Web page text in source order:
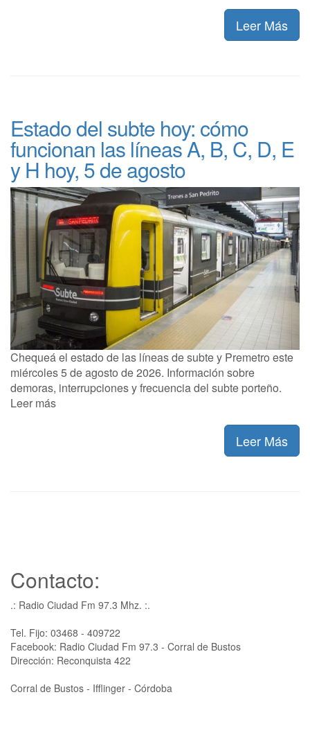
Leer Más
Estado del subte hoy: cómo
funcionan las líneas A, B, C, D, E
y H hoy, 5 de agosto
Chequeá el estado de las líneas de subte y Premetro este
miércoles 5 de agosto de 2026. Información sobre
demoras, interrupciones y frecuencia del subte porteño.
Leer más
Leer Más
Contacto:
.: Radio Ciudad Fm 97.3 Mhz. :.
Tel. Fijo: 03468 - 409722
Facebook: Radio Ciudad Fm 97.3 - Corral de Bustos
Dirección: Reconquista 422
Corral de Bustos - Ifflinger - Córdoba